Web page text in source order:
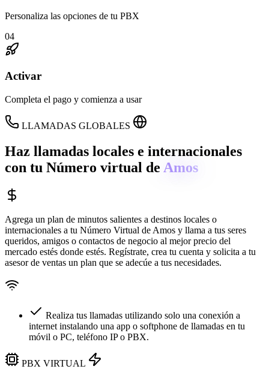
Personaliza las opciones de tu PBX
04
Activar
Completa el pago y comienza a usar
LLAMADAS GLOBALES
Haz llamadas locales e internacionales
con tu Número virtual de Amos
Agrega un plan de minutos salientes a destinos locales o
internacionales a tu Número Virtual de Amos y llama a tus seres
queridos, amigos o contactos de negocio al mejor precio del
mercado estés donde estés. Regístrate, crea tu cuenta y solicita a tu
asesor de ventas un plan que se adecúe a tus necesidades.
Realiza tus llamadas utilizando solo una conexión a
internet instalando una app o softphone de llamadas en tu
móvil o PC, teléfono IP o PBX.
PBX VIRTUAL